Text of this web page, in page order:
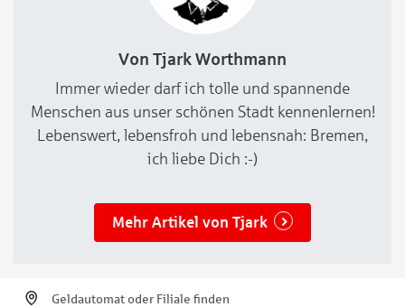
Von Tjark Worthmann
Immer wieder darf ich tolle und spannende
Menschen aus unser schönen Stadt kennenlernen!
Lebenswert, lebensfroh und lebensnah: Bremen,
ich liebe Dich :-)
Mehr Artikel von Tjark
Geldautomat oder Filiale finden